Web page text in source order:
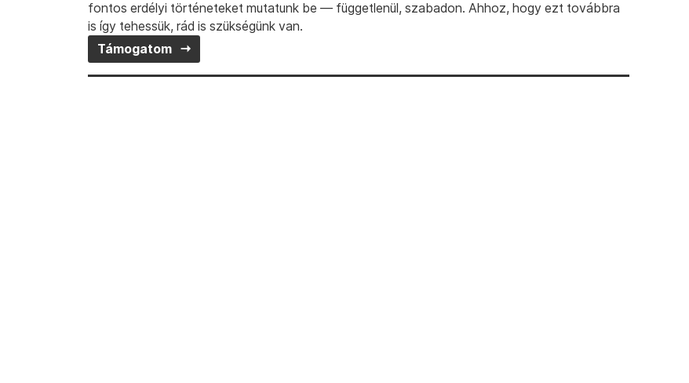
fontos erdélyi történeteket mutatunk be — függetlenül, szabadon. Ahhoz, hogy ezt továbbra
is így tehessük, rád is szükségünk van.
Támogatom